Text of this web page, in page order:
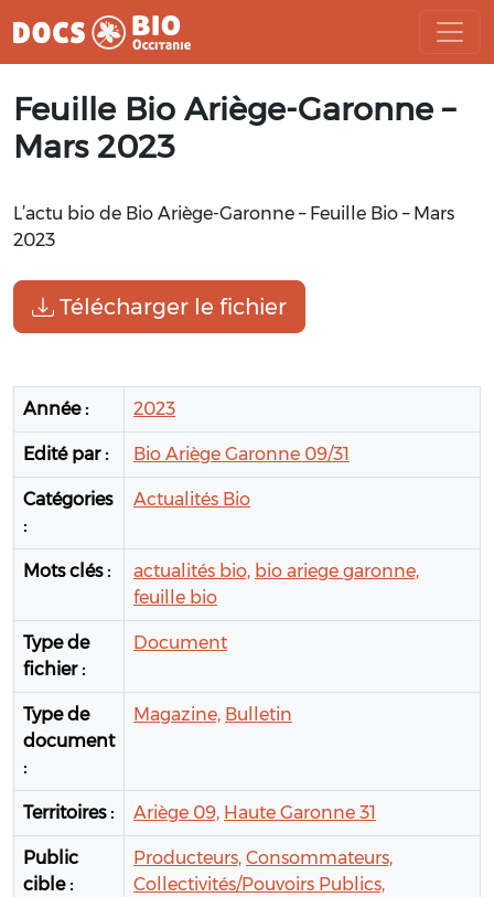
au
contenu
Feuille Bio Ariège-Garonne –
Mars 2023
L’actu bio de Bio Ariège-Garonne – Feuille Bio – Mars
2023
Télécharger le fichier
Année : 2023
Edité par : Bio Ariège Garonne 09/31
Catégories
:
Actualités Bio
Mots clés : actualités bio, bio ariege garonne,
feuille bio
Type de
fichier :
Document
Type de
document
:
Magazine, Bulletin
Territoires : Ariège 09, Haute Garonne 31
Public
cible :
Producteurs, Consommateurs,
Collectivités/Pouvoirs Publics,